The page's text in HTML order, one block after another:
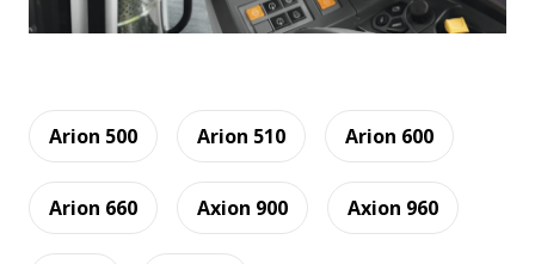
Arion 500 Arion 510 Arion 600
Arion 660 Axion 900 Axion 960